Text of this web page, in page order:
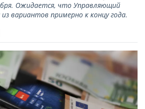
Ожидается, что Управляющий
вариантов примерно к концу года.